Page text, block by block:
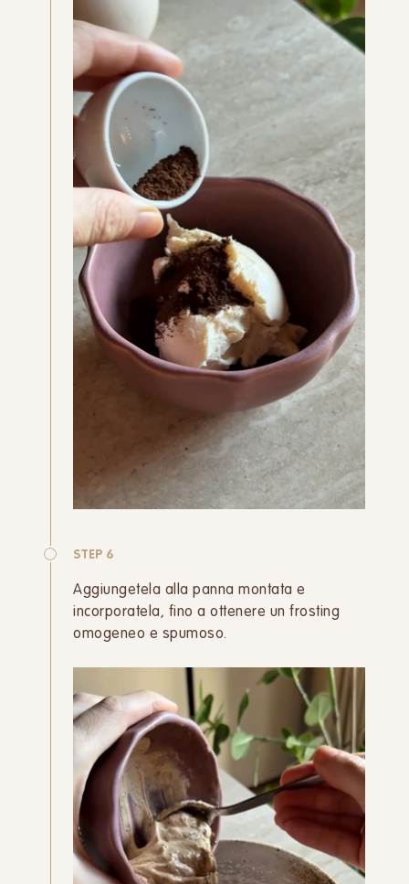
STEP 6
Aggiungetela alla panna montata e
incorporatela, fino a ottenere un frosting
omogeneo e spumoso.